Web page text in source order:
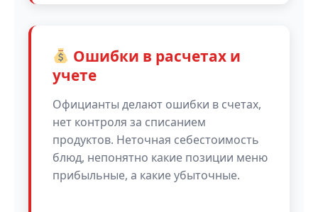
Ошибки в расчетах и
учете
Официанты делают ошибки в счетах,
нет контроля за списанием
продуктов. Неточная себестоимость
блюд, непонятно какие позиции меню
прибыльные, а какие убыточные.